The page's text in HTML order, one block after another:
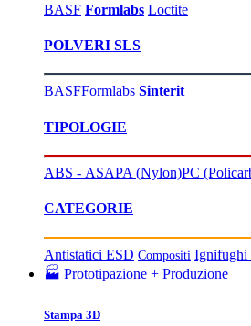
BASF Formlabs Loctite
POLVERI SLS
BASFFormlabs Sinterit
TIPOLOGIE
ABS - ASAPA (Nylon)PC
CATEGORIE
Antistatici ESD Compositi Ignifughi
🏭 Prototipazione + Produzione
Stampa 3D